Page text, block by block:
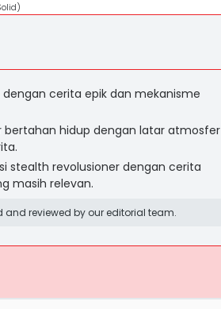
dengan cerita epik dan mekanisme
bertahan hidup dengan latar atmosfer
stealth revolusioner dengan cerita
masih relevan.
reviewed by our editorial team.